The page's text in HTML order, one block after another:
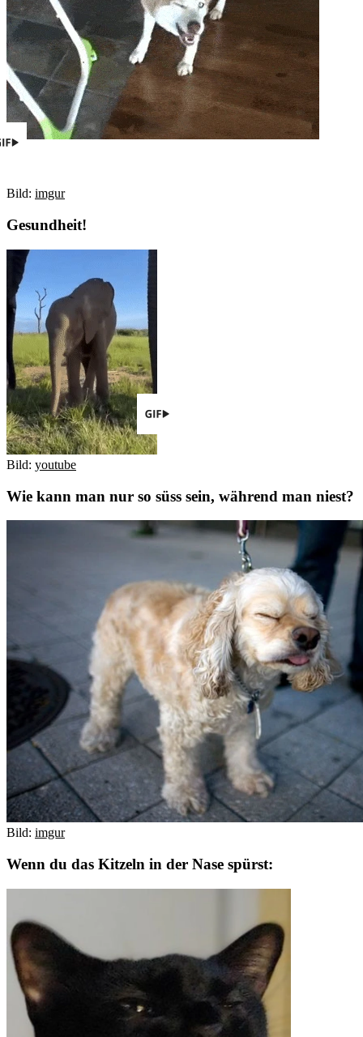
Bild: imgur
Gesundheit!
Bild: youtube
Wie kann man nur so süss sein, während man niest?
Bild: imgur
Wenn du das Kitzeln in der Nase spürst: